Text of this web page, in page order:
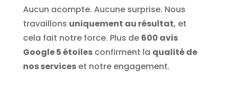
Aucun acompte. Aucune surprise. Nous
travaillons uniquement au résultat, et
cela fait notre force. Plus de 600 avis
Google 5 étoilesconfirment la qualité de
nos serviceset notre engagement.